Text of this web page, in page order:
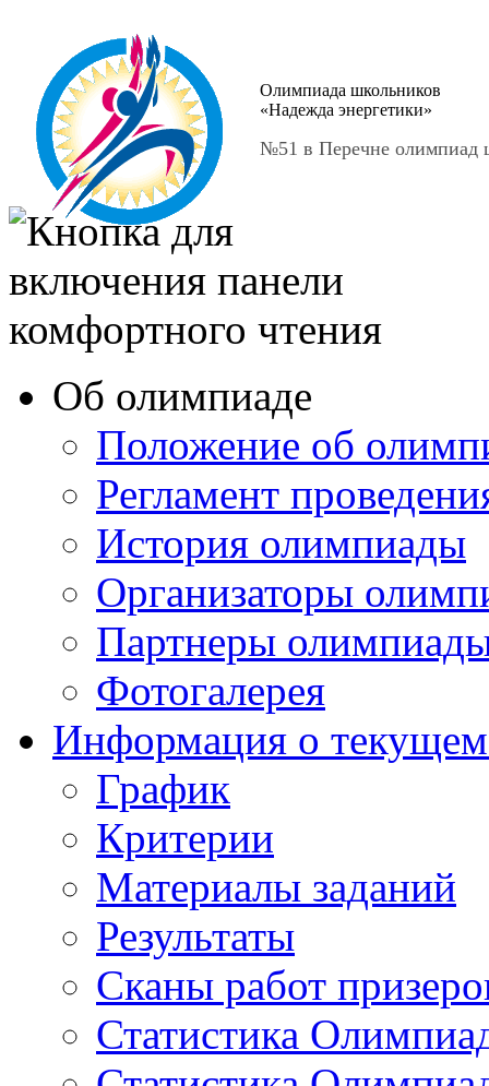
Олимпиада школьников
«Надежда энергетики»
№51 в Перечне олимпиад
Об олимпиаде
Положение об
Регламент
История олимпиады
Организаторы
Партнеры
Фотогалерея
Информация о текущем
График
Критерии
Материалы заданий
Результаты
Сканы работ
Статистика